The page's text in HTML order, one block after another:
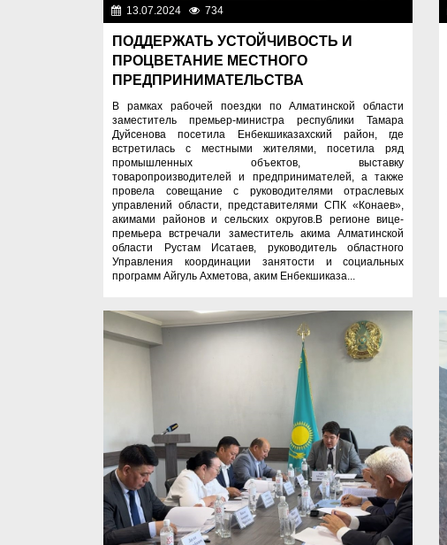
13.07.2024 734
ПОДДЕРЖАТЬ УСТОЙЧИВОСТЬ И
ПРОЦВЕТАНИЕ МЕСТНОГО
ПРЕДПРИНИМАТЕЛЬСТВА
В рамках рабочей поездки по Алматинской области
заместитель премьер-министра республики Тамара
Дуйсенова посетила Енбекшиказахский район, где
встретилась с местными жителями, посетила ряд
промышленных объектов, выставку
товаропроизводителей и предпринимателей, а также
провела совещание с руководителями отраслевых
управлений области, представителями СПК «Конаев»,
акимами районов и сельских округов.В регионе вице-
премьера встречали заместитель акима Алматинской
области Рустам Исатаев, руководитель областного
Управления координации занятости и социальных
программ Айгуль Ахметова, аким Енбекшиказа...